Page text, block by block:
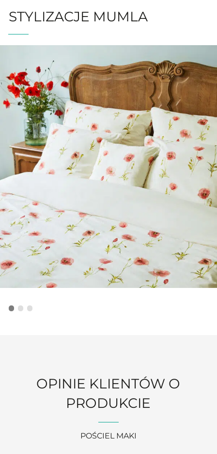
STYLIZACJE MUMLA
OPINIE KLIENTÓW O
PRODUKCIE
POŚCIEL MAKI